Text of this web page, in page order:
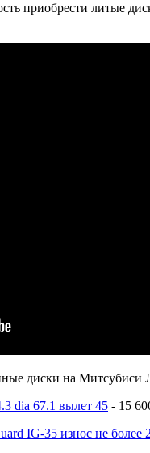
приобрести литые
диски на Митсубиси
dia 67.1 вылет 45 - 15
IG-35 износ не более